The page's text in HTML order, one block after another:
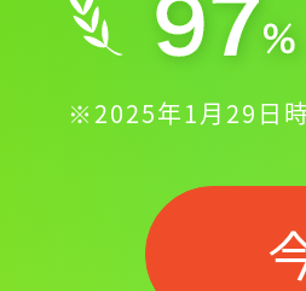
※2025年1月29日時